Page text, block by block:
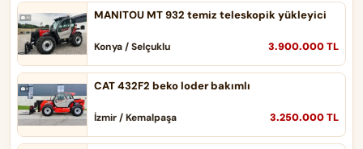
MANITOU MT 932 temiz teleskopik yükleyici
3.900.000 TL
Konya / Selçuklu
CAT 432F2 beko loder bakımlı
3.250.000 TL
İzmir / Kemalpaşa